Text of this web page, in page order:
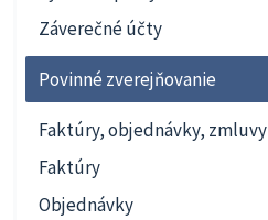
Záverečné účty
Povinné zverejňovanie
Faktúry, objednávky, zmluvy
Faktúry
Objednávky